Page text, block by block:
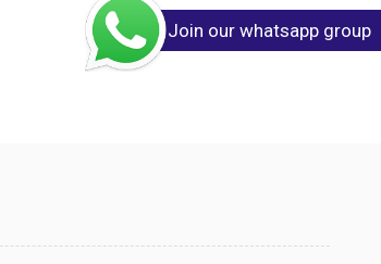
Join our whatsapp group